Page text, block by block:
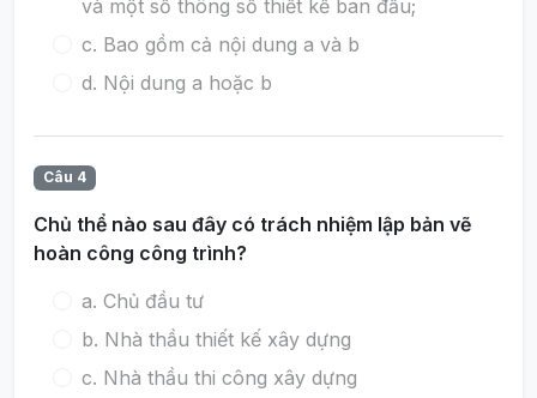
và một số thông số thiết kế ban đầu;
c. Bao gồm cả nội dung a và b
d. Nội dung a hoặc b
Câu 4
Chủ thể nào sau đây có trách nhiệm lập bản vẽ
hoàn công công trình?
a. Chủ đầu tư
b. Nhà thầu thiết kế xây dựng
c. Nhà thầu thi công xây dựng